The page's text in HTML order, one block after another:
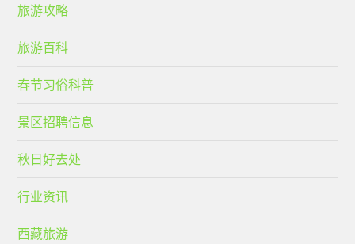
旅游攻略
旅游百科
春节习俗科普
景区招聘信息
秋日好去处
行业资讯
西藏旅游